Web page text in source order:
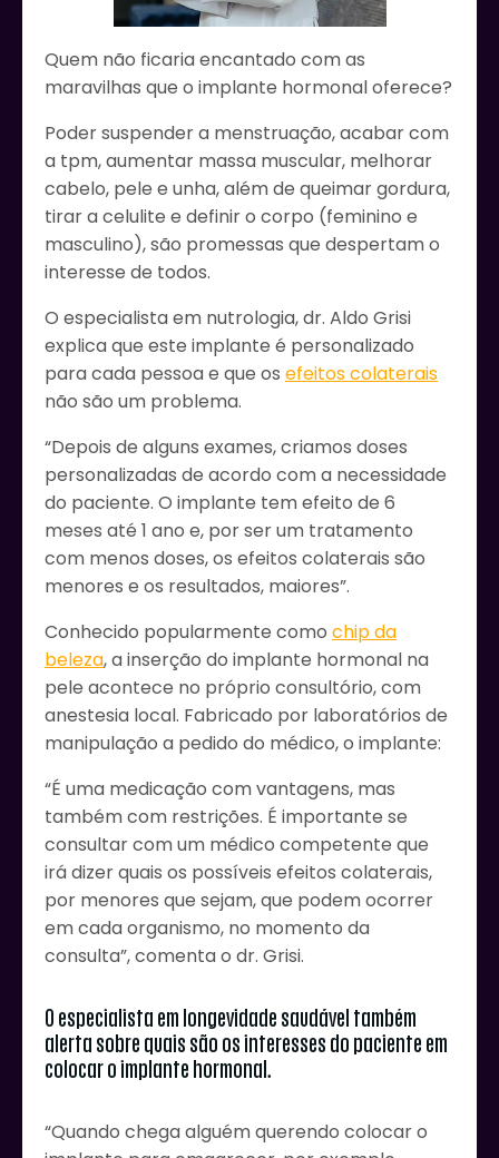
Quem não ficaria encantado com as
maravilhas que o implante hormonal oferece?
Poder suspender a menstruação, acabar com
a tpm, aumentar massa muscular, melhorar
cabelo, pele e unha, além de queimar gordura,
tirar a celulite e definir o corpo (feminino e
masculino), são promessas que despertam o
interesse de todos.
O especialista em nutrologia, dr. Aldo Grisi
explica que este implante é personalizado
para cada pessoa e que os efeitos colaterais
não são um problema.
“Depois de alguns exames, criamos doses
personalizadas de acordo com a necessidade
do paciente. O implante tem efeito de 6
meses até 1 ano e, por ser um tratamento
com menos doses, os efeitos colaterais são
menores e os resultados, maiores”.
Conhecido popularmente como chip da
beleza, a inserção do implante hormonal na
pele acontece no próprio consultório, com
anestesia local. Fabricado por laboratórios de
manipulação a pedido do médico, o implante:
“É uma medicação com vantagens, mas
também com restrições. É importante se
consultar com um médico competente que
irá dizer quais os possíveis efeitos colaterais,
por menores que sejam, que podem ocorrer
em cada organismo, no momento da
consulta”, comenta o dr. Grisi.
O especialista em longevidade saudável também
alerta sobre quais são os interesses do paciente em
colocar o implante hormonal.
“Quando chega alguém querendo colocar o